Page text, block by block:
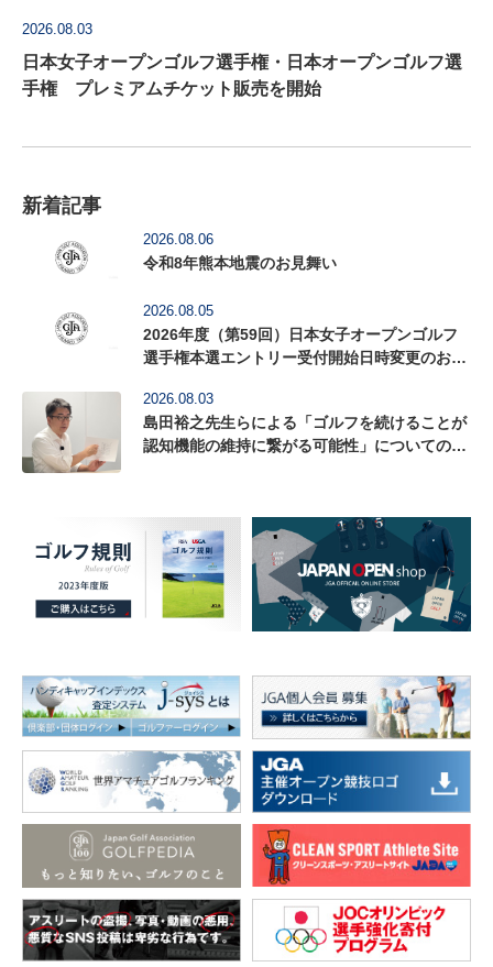
2026.08.03
日本女子オープンゴルフ選手権・日本オープンゴルフ選
手権 プレミアムチケット販売を開始
新着記事
2026.08.06
令和8年熊本地震のお見舞い
2026.08.05
2026年度（第59回）日本女子オープンゴルフ
選手権本選エントリー受付開始日時変更のお知
2026.08.03
島田裕之先生らによる「ゴルフを続けることが
認知機能の維持に繋がる可能性」についての研